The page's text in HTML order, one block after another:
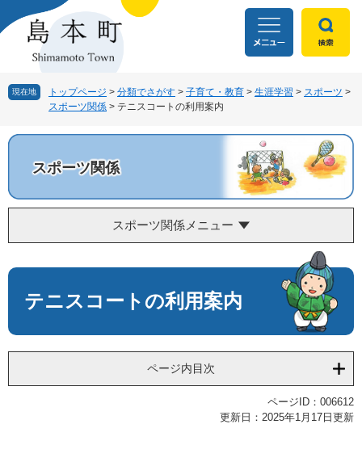
ー
。
ニ
て
へ
現在地 トップページ > 分類でさがす > 子育て・教育 > 生涯学習 > スポーツ >
スポーツ関係 > テニスコートの利用案内
スポーツ関係
スポーツ関係メニュー
文
テニスコートの利用案内
ページ内目次
ページID：006612
更新日：2025年1月17日更新